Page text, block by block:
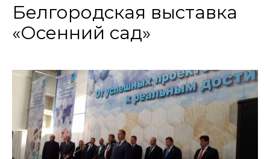
Белгородская выставка
«Осенний сад»